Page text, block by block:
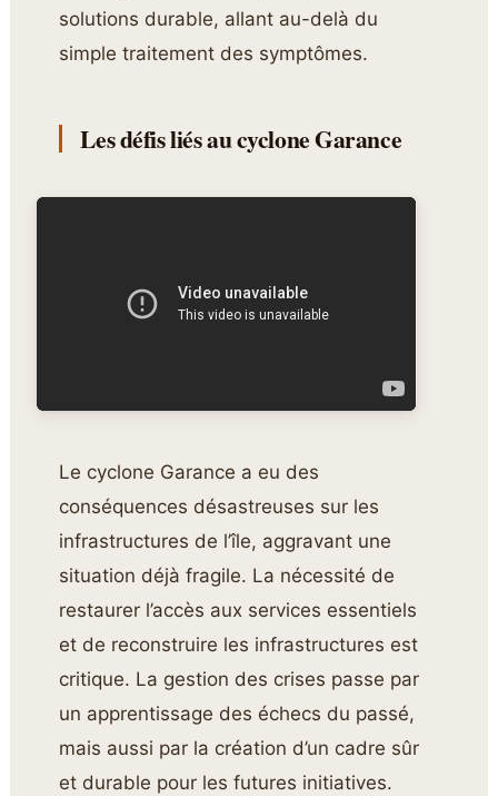
solutions durable, allant au-delà du
simple traitement des symptômes.
Les défis liés au cyclone Garance
Le cyclone Garance a eu des
conséquences désastreuses sur les
infrastructures de l’île, aggravant une
situation déjà fragile. La nécessité de
restaurer l’accès aux services essentiels
et de reconstruire les infrastructures est
critique. La gestion des crises passe par
un apprentissage des échecs du passé,
mais aussi par la création d’un cadre sûr
et durable pour les futures initiatives.